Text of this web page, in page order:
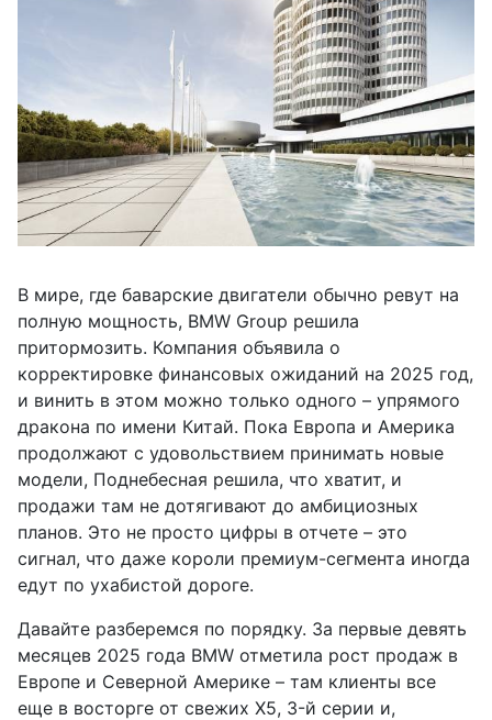
В мире, где баварские двигатели обычно ревут на
полную мощность, BMW Group решила
притормозить. Компания объявила о
корректировке финансовых ожиданий на 2025 год,
и винить в этом можно только одного – упрямого
дракона по имени Китай. Пока Европа и Америка
продолжают с удовольствием принимать новые
модели, Поднебесная решила, что хватит, и
продажи там не дотягивают до амбициозных
планов. Это не просто цифры в отчете – это
сигнал, что даже короли премиум-сегмента иногда
едут по ухабистой дороге.
Давайте разберемся по порядку. За первые девять
месяцев 2025 года BMW отметила рост продаж в
Европе и Северной Америке – там клиенты все
еще в восторге от свежих X5, 3-й серии и,